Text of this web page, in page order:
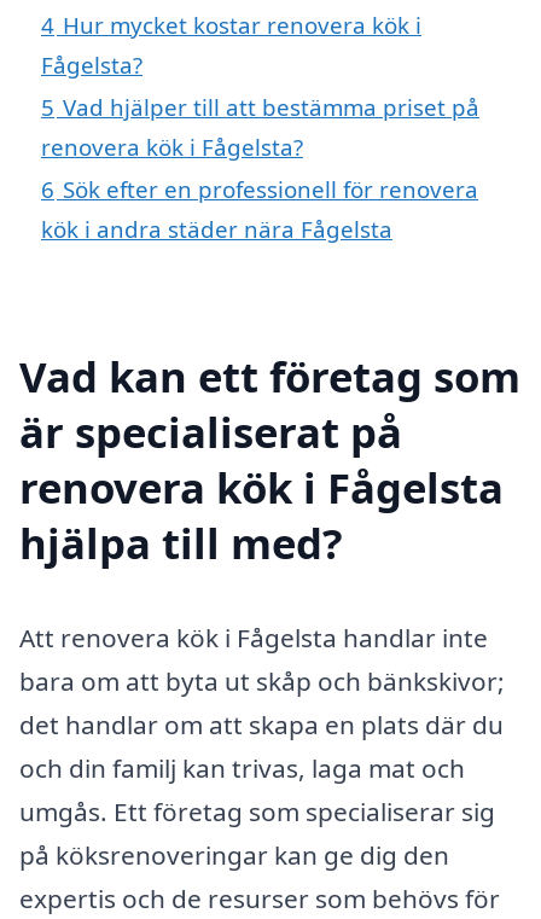
4 Hur mycket kostar renovera kök i
Fågelsta?
5 Vad hjälper till att bestämma priset på
renovera kök i Fågelsta?
6 Sök efter en professionell för renovera
kök i andra städer nära Fågelsta
Vad kan ett företag som
är specialiserat på
renovera kök i Fågelsta
hjälpa till med?
Att renovera kök i Fågelsta handlar inte
bara om att byta ut skåp och bänkskivor;
det handlar om att skapa en plats där du
och din familj kan trivas, laga mat och
umgås. Ett företag som specialiserar sig
på köksrenoveringar kan ge dig den
expertis och de resurser som behövs för